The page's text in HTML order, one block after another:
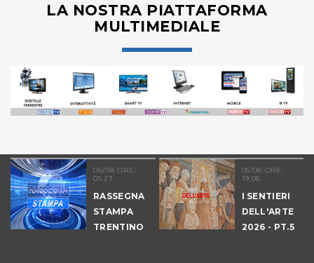
LA NOSTRA PIATTAFORMA
MULTIMEDIALE
06/08 ORE:
05.27
RASSEGNA
STAMPA
TRENTINO
05/08 ORE:
19.06
I SENTIERI
DELL'ARTE
2026 - PT.5